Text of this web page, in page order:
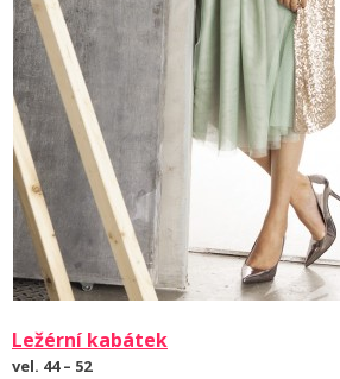
Ležérní kabátek
vel. 44 – 52